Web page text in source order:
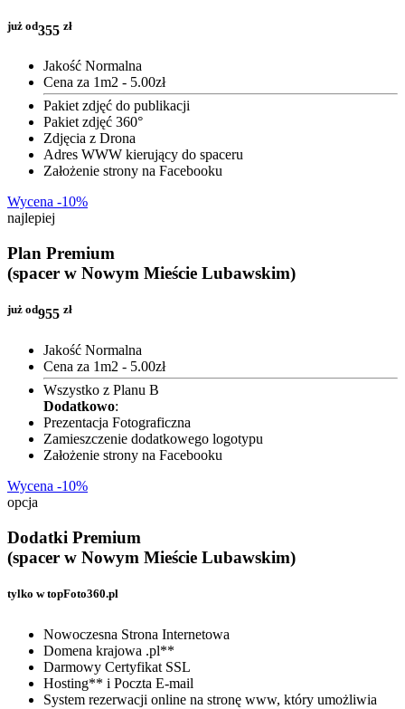
już od355 zł
Jakość Normalna
Cena za 1m2 - 5.00zł
Pakiet zdjęć do publikacji
Pakiet zdjęć 360°
Zdjęcia z Drona
Adres WWW kierujący do spaceru
Założenie strony na Facebooku
Wycena -10%
najlepiej
Plan Premium
(spacer w Nowym Mieście Lubawskim)
już od955 zł
Jakość Normalna
Cena za 1m2 - 5.00zł
Wszystko z Planu B
Dodatkowo:
Prezentacja Fotograficzna
Zamieszczenie dodatkowego logotypu
Założenie strony na Facebooku
Wycena -10%
opcja
Dodatki Premium
(spacer w Nowym Mieście Lubawskim)
tylko w topFoto360.pl
Nowoczesna Strona Internetowa
Domena krajowa .pl**
Darmowy Certyfikat SSL
Hosting** i Poczta E-mail
System rezerwacji online na stronę www, który umożliwia